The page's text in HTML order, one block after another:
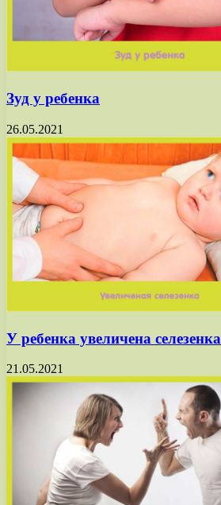
Зуд у ребенка
26.05.2021
У ребенка увеличена селезенка
21.05.2021